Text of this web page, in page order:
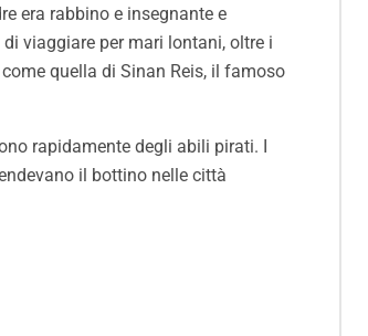
era rabbino e insegnante e
viaggiare per mari lontani, oltre i
quella di Sinan Reis, il famoso
rapidamente degli abili pirati. I
il bottino nelle città